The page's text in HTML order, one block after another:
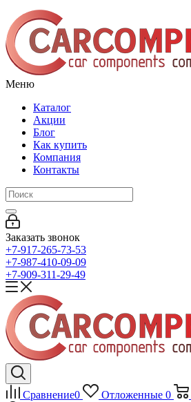
Меню
Каталог
Акции
Блог
Как купить
Компания
Контакты
Заказать звонок
+7-917-265-73-53
+7-987-410-09-09
+7-909-311-29-49
Сравнение0 Отложенные 0